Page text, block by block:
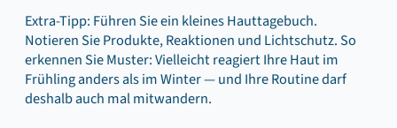
Extra-Tipp: Führen Sie ein kleines Hauttagebuch.
Notieren Sie Produkte, Reaktionen und Lichtschutz. So
erkennen Sie Muster: Vielleicht reagiert Ihre Haut im
Frühling anders als im Winter — und Ihre Routine darf
deshalb auch mal mitwandern.